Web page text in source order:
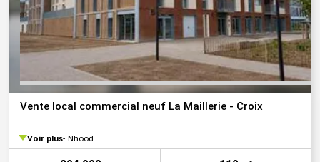
Vente local commercial neuf La Maillerie - Croix
Voir plus Nhood